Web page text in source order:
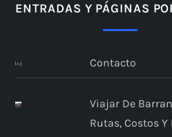
ENTRADAS Y PÁGINAS
Contacto
Viajar De
Rutas, Costos